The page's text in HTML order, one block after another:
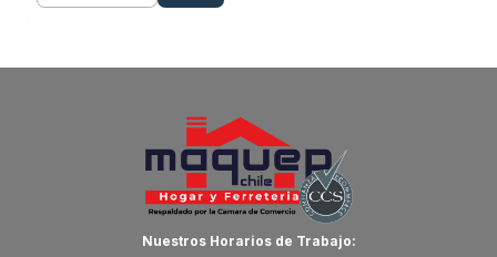
Nuestros Horarios de Trabajo: